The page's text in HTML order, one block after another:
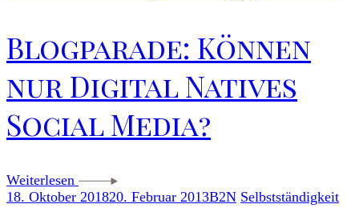
Blogparade: Können
nur Digital Natives
Social Media?
Weiterlesen
18. Oktober 201820. Februar 2013B2N Selbstständigkeit